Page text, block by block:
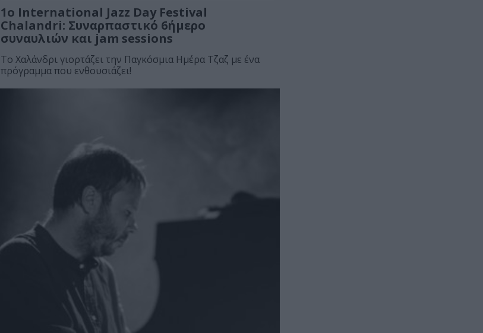
1ο International Jazz Day Festival
Chalandri: Συναρπαστικό 6ήμερο
συναυλιών και jam sessions
Το Χαλάνδρι γιορτάζει την Παγκόσμια Ημέρα Τζαζ με ένα
πρόγραμμα που ενθουσιάζει!